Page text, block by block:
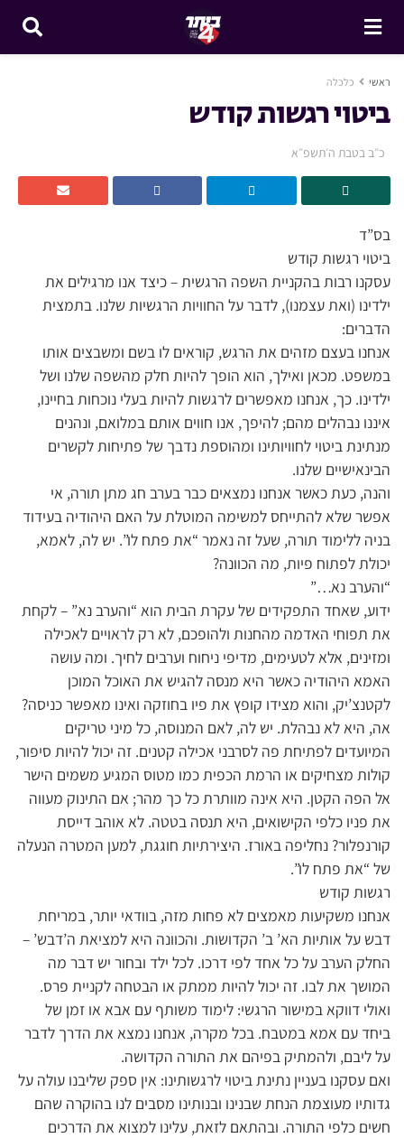
ראשי כלכלה
ביטוי רגשות קודש
כ״ב בטבת ה׳תשפ״א
בס”ד
ביטוי רגשות קודש
עסקנו רבות בהקניית השפה הרגשית – כיצד אנו מרגילים את
ילדינו (ואת עצמנו), לדבר על החוויות הרגשיות שלנו. בתמצית
הדברים:
אנחנו בעצם מזהים את הרגש, קוראים לו בשם ומשבצים אותו
במשפט. מכאן ואילך, הוא הופך להיות חלק מהשפה שלנו ושל
ילדינו. כך, אנחנו מאפשרים לרגשות להיות בעלי נוכחות בחיינו,
איננו נבהלים מהם; להיפך, אנו חווים אותם במלואם, ונהנים
מנתינת ביטוי לחוויותינו ומהוספת נדבך של פתיחות לקשרים
הבינאישיים שלנו.
והנה, כעת כאשר אנחנו נמצאים כבר בערב חג מתן תורה, אי
אפשר שלא להתייחס למשימה המוטלת על האם היהודיה בעידוד
בניה ללימוד תורה, שעל זה נאמר “את פתח לו”. יש לה, לאמא,
יכולת לפתוח פיות, מה הכוונה?
“והערב נא…”
ידוע, שאחד התפקידים של עקרת הבית הוא “והערב נא” – לקחת
את תפוחי האדמה מהחנות ולהופכם, לא רק לראויים לאכילה
ומזינים, אלא לטעימים, מדיפי ניחוח וערבים לחיך. ומה עושה
האמא היהודיה כאשר היא מנסה להגיש את האוכל המוכן
לקטנצ’יק, והוא מצידו קופץ את פיו בחוזקה ואינו מאפשר כניסה?
אה, היא לא נבהלת. יש לה, לאם המנוסה, כל מיני טריקים
המיועדים לפתיחת פה לסרבני אכילה קטנים. זה יכול להיות סיפור,
קולות מצחיקים או הרמת הכפית כמו מטוס המגיע משמים הישר
אל הפה הקטן. היא אינה מוותרת כל כך מהר; אם התינוק מעווה
את פניו כלפי הקישואים, היא תנסה בטטה. לא אוהב דייסת
קורנפלור? נחליפה באורז. היצירתיות חוגגת, למען המטרה הנעלה
של “את פתח לו”.
רגשות קודש
אנחנו משקיעות מאמצים לא פחות מזה, בוודאי יותר, במריחת
דבש על אותיות הא’ ב’ הקדושות. והכוונה היא למציאת ה’דבש’ –
החלק הערב על כל אחד לפי דרכו. לכל ילד ובחור יש דבר מה
המושך את לבו. זה יכול להיות ממתק או הבטחה לקניית פרס.
ואולי דווקא במישור הרגשי: לימוד משותף עם אבא או זמן של
ביחד עם אמא במטבח. בכל מקרה, אנחנו נמצא את הדרך לדבר
על ליבם, ולהמתיק בפיהם את התורה הקדושה.
ואם עסקנו בעניין נתינת ביטוי לרגשותינו: אין ספק שליבנו עולה על
גדותיו מעוצמת הנחת שבנינו ובנותינו מסבים לנו בהוקרה שהם
חשים כלפי התורה. ובהתאם לזאת, עלינו למצוא את הדרכים